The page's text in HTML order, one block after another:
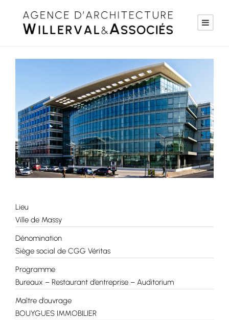
Lieu
Ville de Massy
Dénomination
Siège social de CGG Véritas
Programme
Bureaux – Restaurant d’entreprise – Auditorium
Maître d’ouvrage
BOUYGUES IMMOBILIER